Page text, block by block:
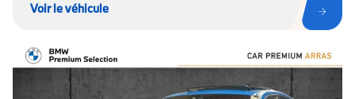
Voir le véhicule